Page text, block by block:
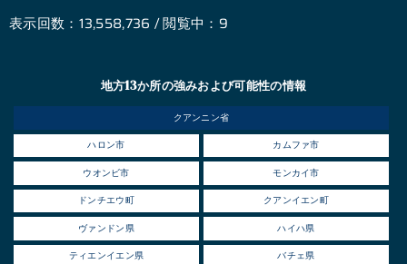
表示回数：13,558,736 / 閲覧中：9
地方13か所の強みおよび可能性の情報
クアンニン省
ハロン市 カムファ市
ウオンビ市 モンカイ市
ドンチエウ町 クアンイエン町
ヴァンドン県 ハイハ県
ティエンイエン県 バチェ県